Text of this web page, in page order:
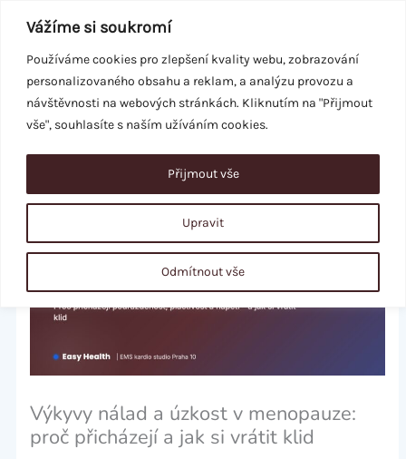
Vážíme si soukromí
Používáme cookies pro zlepšení kvality webu, zobrazování
personalizovaného obsahu a reklam, a analýzu provozu a
návštěvnosti na webových stránkách. Kliknutím na "Přijmout
vše", souhlasíte s naším užíváním cookies.
Upravit
Odmítnout vše
Přijmout vše
obsah
REZERVACE
Výkyvy nálad a úzkost v menopauze:
proč přicházejí a jak si vrátit klid